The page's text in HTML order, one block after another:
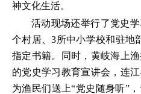
神文化生活。
活动现场还举行了党史
个村居、3所中小学校和驻地
指定书籍。同时，黄岐海上
的党史学习教育宣讲会，连
为渔民们送上“党史随身听”